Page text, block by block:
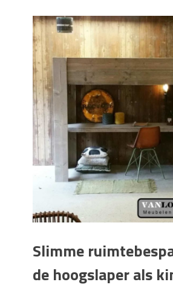
Slimme
de hoogslaper als